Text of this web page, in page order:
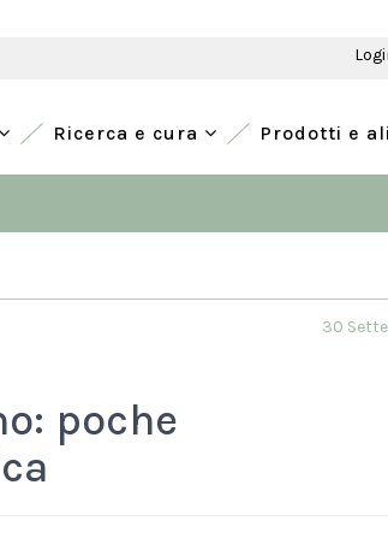
Ricerca e cura Prodotti e
30
poche